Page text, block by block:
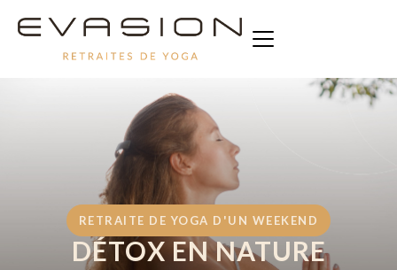
RETRAITE DE YOGA D'UN WEEKEND
DÉTOX EN NATURE